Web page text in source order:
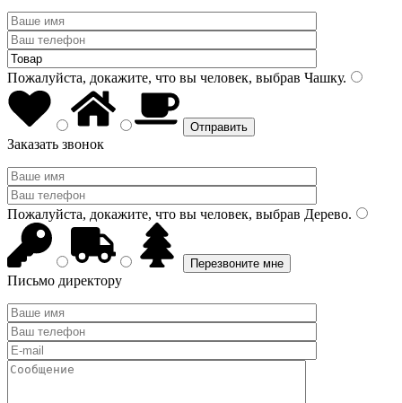
Пожалуйста, докажите, что вы человек, выбрав Чашку.
Заказать звонок
Пожалуйста, докажите, что вы человек, выбрав Дерево.
Письмо директору